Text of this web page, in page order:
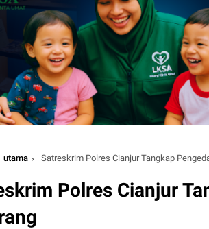
utama Satreskrim Polres Cianjur Tangkap
Polres Cianjur